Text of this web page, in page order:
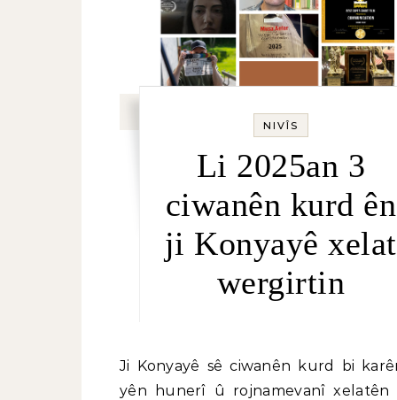
NIVÎS
Li 2025an 3
ciwanên kurd ên
ji Konyayê xelat
wergirtin
Ji Konyayê sê ciwanên kurd bi karên xwe
yên hunerî û rojnamevanî xelatên